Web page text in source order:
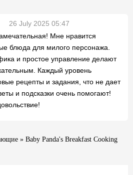
26 July 2025 05:47
Мне нравится
блюда для милого персонажа.
и простое управление делают
Каждый уровень
рецепты и задания, что не дает
и подсказки очень помогают!
» Baby Panda's Breakfast Cooking